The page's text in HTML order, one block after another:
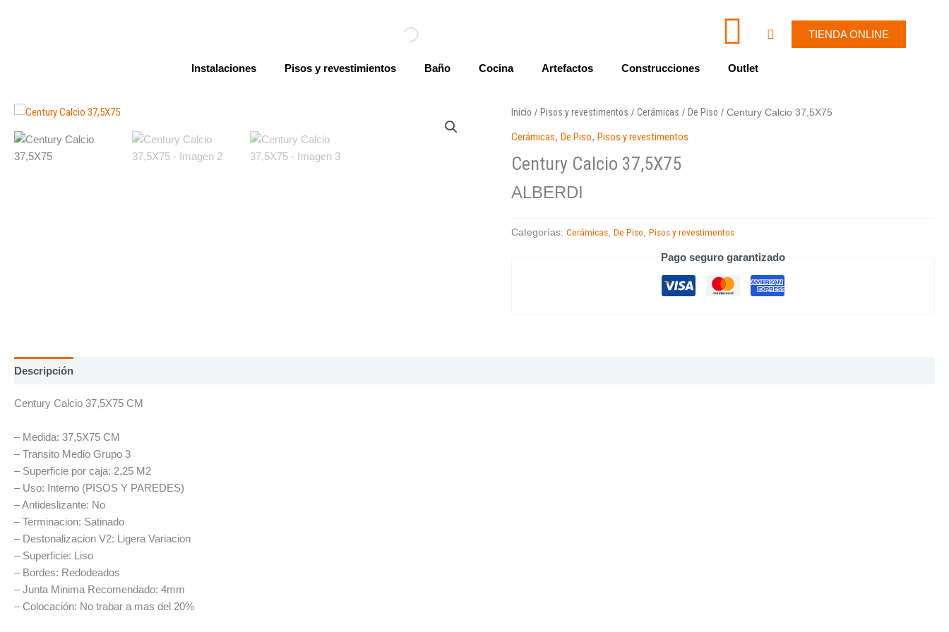
c
o
n
n
v
W
h
a
p
p
Cart TIENDA ONLINE
Instalaciones Pisos y revestimientos Baño Cocina Artefactos Construcciones Outlet
Inicio / Pisos y revestimentos /Cerámicas / De Piso / Century Calcio 37,5X75
Cerámicas,De Piso,Pisos y revestimentos
Century Calcio 37,5X75
ALBERDI
Categorías:Cerámicas ,De Piso ,Pisos y revestimentos
Pago seguro garantizado
Descripción
Century Calcio 37,5X75 CM
– Medida: 37,5X75 CM
– Transito Medio Grupo 3
– Superficie por caja: 2,25 M2
– Uso: Interno (PISOS Y PAREDES)
– Antideslizante: No
– Terminacion: Satinado
– Destonalizacion V2: Ligera Variacion
– Superficie: Liso
– Bordes: Redodeados
– Junta Minima Recomendado: 4mm
– Colocación: No trabar a mas del 20%